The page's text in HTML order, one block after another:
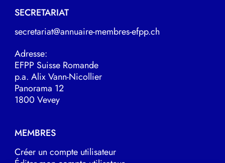
SECRETARIAT
secretariat@annuaire-membres-efpp.ch
Adresse:
EFPP Suisse Romande
p.a. Alix Vann-Nicollier
Panorama 12
1800 Vevey
MEMBRES
Créer un compte utilisateur